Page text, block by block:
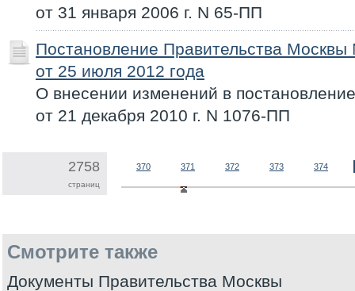
от 31 января 2006 г. N 65-ПП
Постановление Правительства
от 25 июля 2012 года
О внесении изменений в
от 21 декабря 2010 г. N 1076-ПП
2758
страниц
370 371 372 373 374
Смотрите также
Документы Правительства Москвы